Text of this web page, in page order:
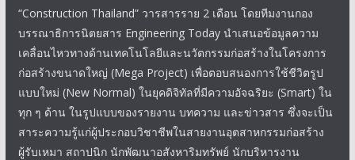
“Construction Thailand” วารสารราย 2 เดือน โดยทีมงานกอง
บรรณาธิการนิตยสาร Engineering Today นำเสนอข้อมูลความ
เคลื่อนไหวทางด้านเทคโนโลยีและนวัตกรรมก่อสร้างในโครงการ
ก่อสร้างขนาดใหญ่ (Mega Project) เพื่อตอบสนองการใช้ชีวิตรูป
แบบใหม่ (New Normal) ในยุคดิจิทัลที่มีความอัจฉริยะ (Smart) ใน
ทุก ๆ ด้าน ในรูปแบบของรายงาน บทความ และข่าวสาร ซึ่งจะเป็น
สาระความรู้แก่ผู้ประกอบวิชาชีพในสายงานอุตสาหกรรมก่อสร้าง
ผู้รับเหมา สถาปนิก นักพัฒนาอสังหาริมทรัพย์ นักบริหารงาน